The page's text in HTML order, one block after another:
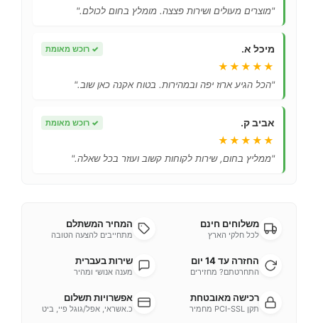
"מוצרים מעולים ושירות פצצה. מומלץ בחום לכולם."
מיכל א. ✓ רוכש מאומת
★★★★★
"הכל הגיע ארוז יפה ובמהירות. בטוח אקנה כאן שוב."
אביב ק. ✓ רוכש מאומת
★★★★★
"ממליץ בחום, שירות לקוחות קשוב ועוזר בכל שאלה."
משלוחים חינם
לכל חלקי הארץ
המחיר המשתלם
מתחייבים להצעה הטובה
החזרה עד 14 יום
התחרטתם? מחזירים
שירות בעברית
מענה אנושי ומהיר
רכישה מאובטחת
תקן PCI-SSL מחמיר
אפשרויות תשלום
כ.אשראי, אפל/גוגל פיי, ביט